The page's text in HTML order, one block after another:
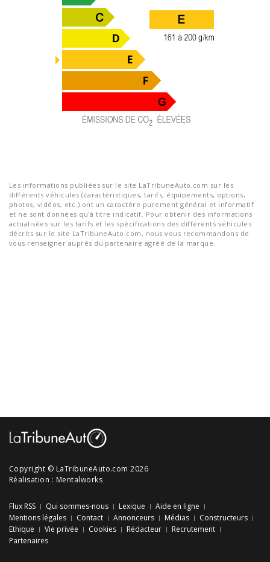
Les informations publiées sur le site LaTribuneAuto.com sur les
différents véhicules (caractéristiques, tarifs, équipements, options,
photos, vidéos, etc.) ont un caractère purement général et informatif
et ne sont données qu'à titre indicatif. Pour obtenir des informations
actualisées sur les tarifs et les spécifications des différents véhicules
décrits sur le site LaTribuneAuto.com, nous vous recommandons de
vous renseigner auprès du partenaire agréé de la marque.
Copyright © LaTribuneAuto.com 2026
Réalisation : Mentalworks
Flux RSS Qui sommes-nous Lexique
Aide en ligne
Mentions légales
Contact Annonceurs Médias
Constructeurs
Ethique
Vie privée Cookies Rédacteur
Recrutement
Partenaires